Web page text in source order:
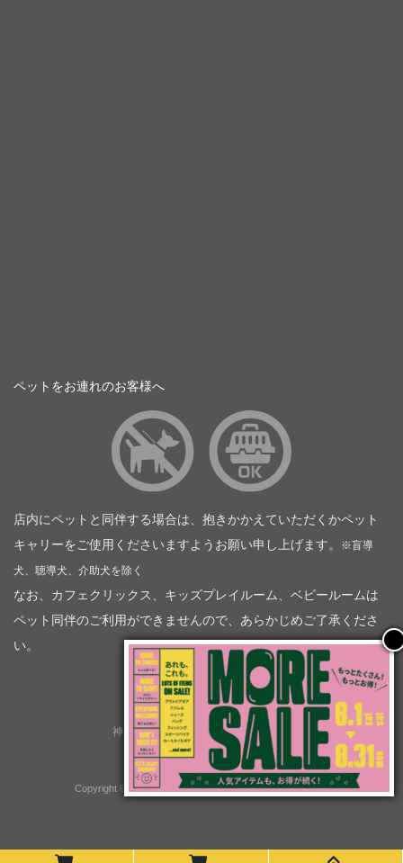
ペットをお連れのお客様へ
店内にペットと同伴する場合は、抱きかかえていただくかペット
キャリーをご使用くださいますようお願い申し上げます。
※盲導
犬、聴導犬、介助犬を除く
なお、カフェクリックス、キッズプレイルーム、ベビールームは
ペット同伴のご利用ができませんので、あらかじめご了承くださ
い。
神奈川トヨタ自動車（企業情報）
トヨタモビリティ神奈川
株式会社会社ＫＴグループ
Copyright © GOOD OPEN AIRS myX All Rights Reserved.